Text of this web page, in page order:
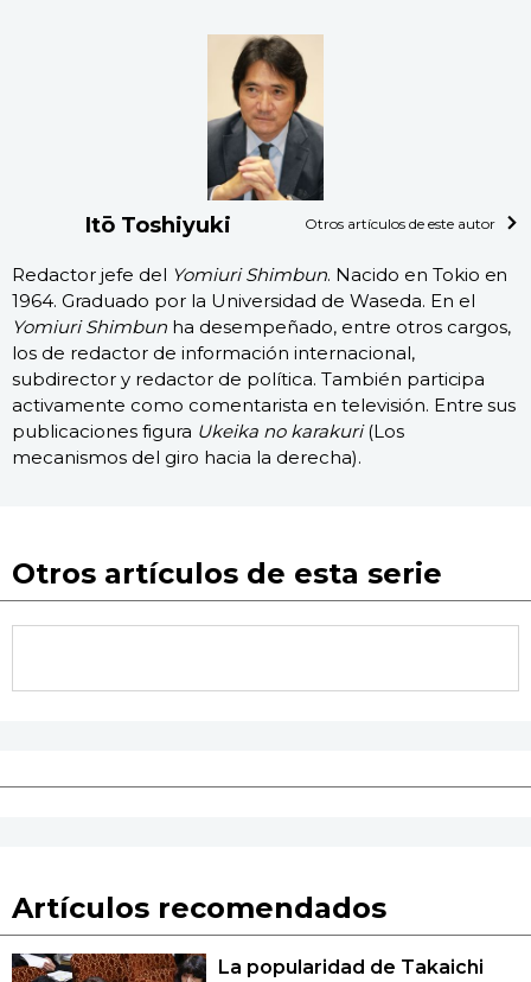
Itō Toshiyuki Otros artículos de este autor
Redactor jefe del Yomiuri Shimbun. Nacido en Tokio en
1964. Graduado por la Universidad de Waseda. En el
Yomiuri Shimbunha desempeñado, entre otros cargos,
los de redactor de información internacional,
subdirector y redactor de política. También participa
activamente como comentarista en televisión. Entre sus
publicaciones figura Ukeika no karakuri(Los
mecanismos del giro hacia la derecha).
Otros artículos de esta serie
Artículos recomendados
La popularidad de Takaichi